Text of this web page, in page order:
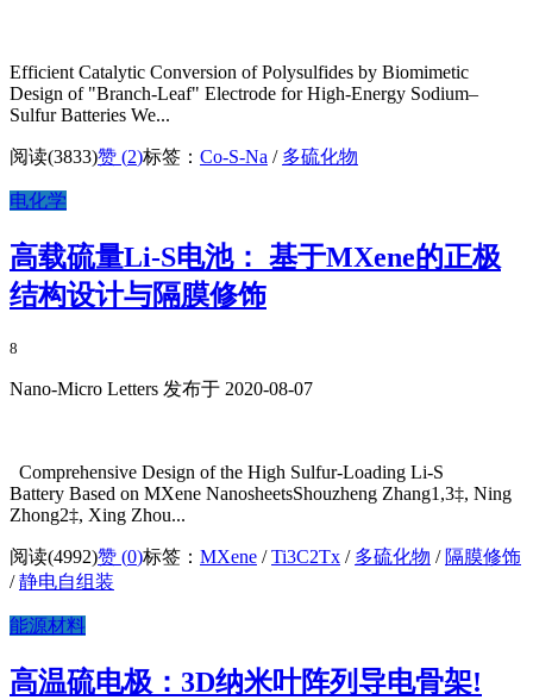
Efficient Catalytic Conversion of Polysulfides by Biomimetic
Design of "Branch-Leaf" Electrode for High-Energy Sodium–
Sulfur Batteries We...
阅读(3833)赞 (2)标签： Co-S-Na / 多硫化物
电化学
高载硫量Li-S电池： 基于MXene的正极
结构设计与隔膜修饰
8
Nano-Micro Letters 发布于 2020-08-07
Comprehensive Design of the High Sulfur-Loading Li-S
Battery Based on MXene NanosheetsShouzheng Zhang1,3‡, Ning
Zhong2‡, Xing Zhou...
阅读(4992)赞 (0)标签： MXene /Ti3C2Tx / 多硫化物 / 隔膜修饰
/静电自组装
能源材料
高温硫电极：3D纳米叶阵列导电骨架!